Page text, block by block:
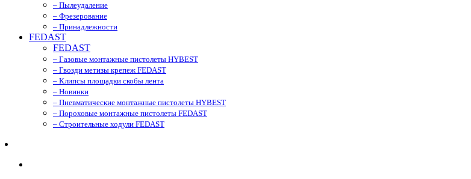
– Пылеудаление
– Фрезерование
– Принадлежности
FEDAST
FEDAST
– Газовые монтажные пистолеты HYBEST
– Гвозди метизы крепеж FEDAST
– Клипсы площадки скобы лента
– Новинки
– Пневматические монтажные пистолеты HYBEST
– Пороховые монтажные пистолеты FEDAST
– Строительные ходули FEDAST